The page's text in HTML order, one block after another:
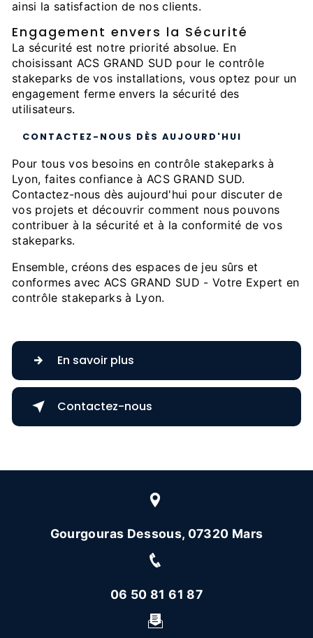
ainsi la satisfaction de nos clients.
Engagement envers la Sécurité
La sécurité est notre priorité absolue. En
choisissant ACS GRAND SUD pour le contrôle
stakeparks de vos installations, vous optez pour un
engagement ferme envers la sécurité des
utilisateurs.
CONTACTEZ-NOUS DÈS AUJOURD'HUI
Pour tous vos besoins en contrôle stakeparks à
Lyon, faites confiance à ACS GRAND SUD.
Contactez-nous dès aujourd'hui pour discuter de
vos projets et découvrir comment nous pouvons
contribuer à la sécurité et à la conformité de vos
stakeparks.
Ensemble, créons des espaces de jeu sûrs et
conformes avec ACS GRAND SUD - Votre Expert en
contrôle stakeparks à Lyon.
En savoir plus
Contactez-nous
Gourgouras Dessous, 07320 Mars
06 50 81 61 87